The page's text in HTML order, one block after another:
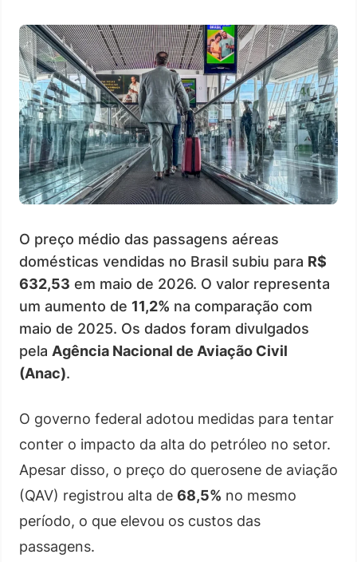
O preço médio das passagens aéreas
domésticas vendidas no Brasil subiu para R$
632,53 em maio de 2026. O valor representa
um aumento de 11,2% na comparação com
maio de 2025. Os dados foram divulgados
pela Agência Nacional de Aviação Civil
(Anac).
O governo federal adotou medidas para tentar
conter o impacto da alta do petróleo no setor.
Apesar disso, o preço do querosene de aviação
(QAV) registrou alta de 68,5% no mesmo
período, o que elevou os custos das
passagens.